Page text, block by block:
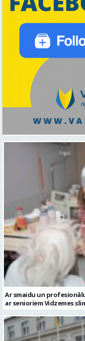
Ar smaidu un
ar senioriem Vidzemes